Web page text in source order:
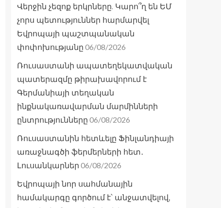
Վերջին չեզոք երկրները. Կարո՞ղ են ԵՄ
չորս պետություններ հարմարվել
Եվրոպայի պաշտպանական
փոփոխությանը 06/08/2026
Ռուսաստանի ապատեղեկատվական
պատերազմը թիրախավորում է
Գերմանիայի տեղական
ինքնակառավարման մարմինների
ընտրությունները 06/08/2026
Ռուսաստանին հետևելը Ֆինլանդիայի
առաջնագծի ֆերմերների հետ․
Լուսանկարներ 06/08/2026
Եվրոպայի նոր սահմանային
համակարգը գործում է՝ անջատվելով,